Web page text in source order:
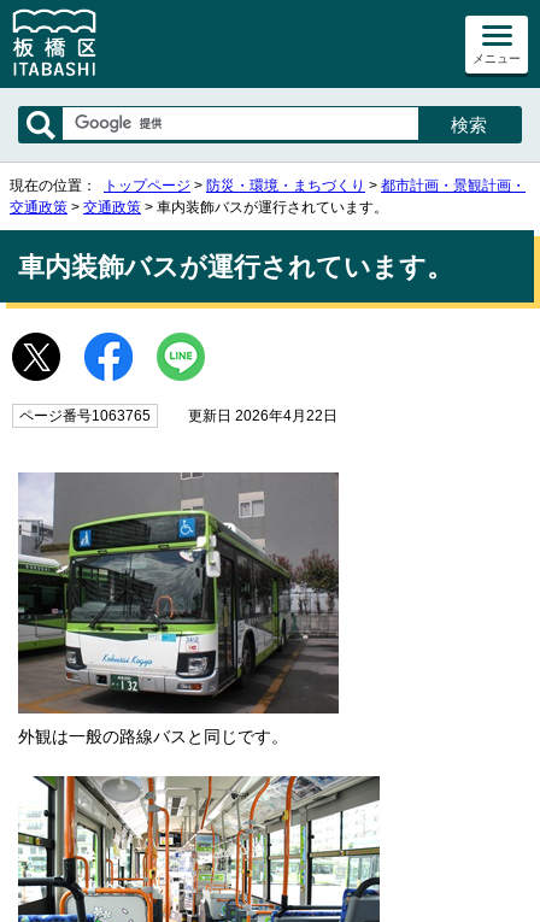
メニュー
現在の位置： トップページ > 防災・環境・まちづくり > 都市計画・景観計画・
交通政策 > 交通政策 > 車内装飾バスが運行されています。
車内装飾バスが運行されています。
ページ番号1063765 更新日 2026年4月22日
外観は一般の路線バスと同じです。